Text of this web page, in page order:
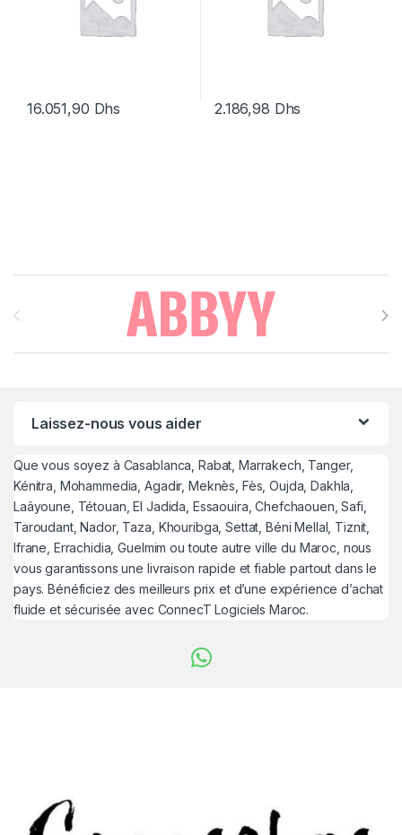
16.051,90 Dhs 2.186,98 Dhs
Brands Carousel
Laissez-nous vous aider
Que vous soyez à Casablanca, Rabat, Marrakech, Tanger,
Kénitra, Mohammedia, Agadir, Meknès, Fès, Oujda, Dakhla,
Laâyoune, Tétouan, El Jadida, Essaouira, Chefchaouen, Safi,
Taroudant, Nador, Taza, Khouribga, Settat, Béni Mellal, Tiznit,
Ifrane, Errachidia, Guelmim ou toute autre ville du Maroc, nous
vous garantissons une livraison rapide et fiable partout dans le
pays. Bénéficiez des meilleurs prix et d’une expérience d’achat
fluide et sécurisée avec ConnecT Logiciels Maroc.